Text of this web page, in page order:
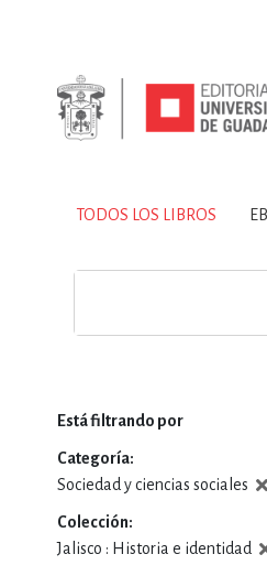
TODOS LOS
SOBRE
TODOS LOS LIBROS
Está filtrando por
Categoría
Sociedad y ciencias sociales
Colección
Jalisco : Historia e identidad